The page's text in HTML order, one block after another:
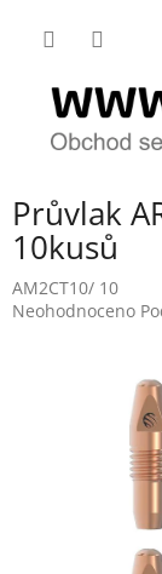
Průvlak
10kusů
AM2CT10/ 10
Průměrné
Neohodnoceno